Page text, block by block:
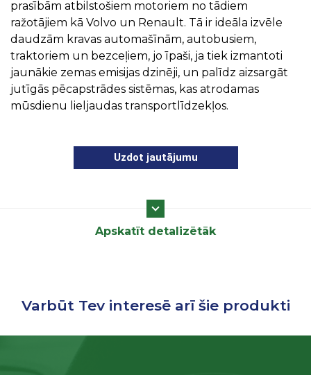
prasībām atbilstošiem motoriem no tādiem
ražotājiem kā Volvo un Renault. Tā ir ideāla izvēle
daudzām kravas automašīnām, autobusiem,
traktoriem un bezceļiem, jo ​​īpaši, ja tiek izmantoti
jaunākie zemas emisijas dzinēji, un palīdz aizsargāt
jutīgās pēcapstrādes sistēmas, kas atrodamas
mūsdienu lieljaudas transportlīdzekļos.
Uzdot jautājumu
Apskatīt detalizētāk
Varbūt Tev interesē arī šie produkti